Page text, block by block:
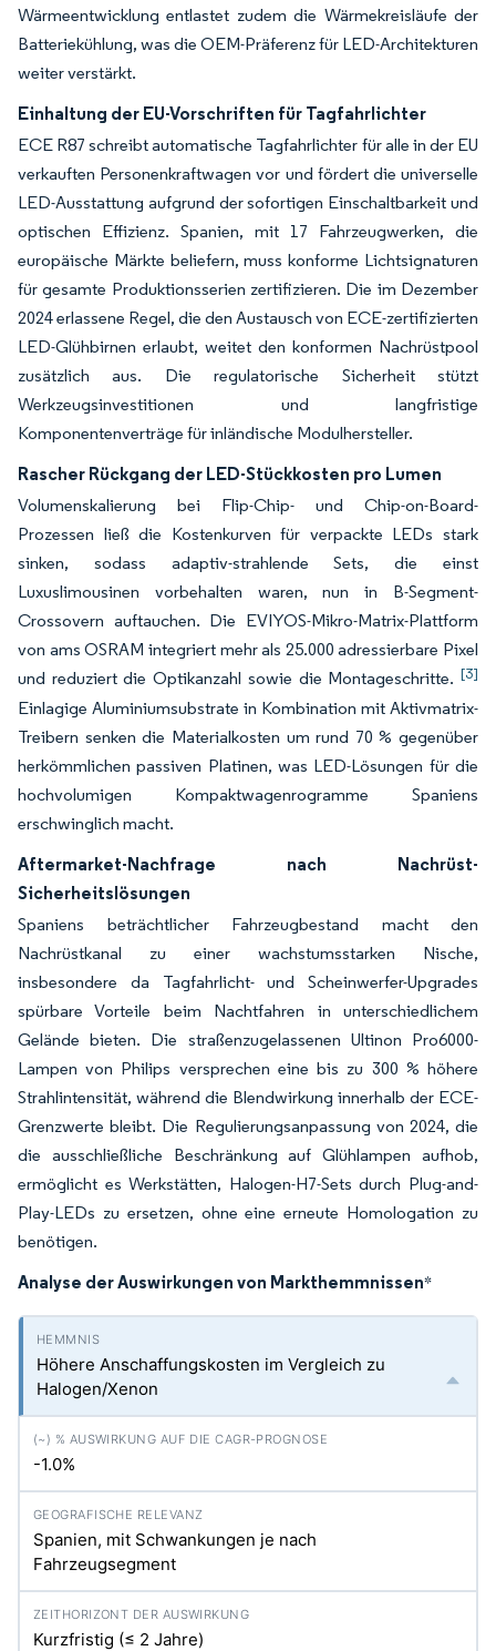
Wärmeentwicklung entlastet zudem die Wärmekreisläufe der
Batteriekühlung, was die OEM-Präferenz für LED-Architekturen
weiter verstärkt.
Einhaltung der EU-Vorschriften für Tagfahrlichter
ECE R87 schreibt automatische Tagfahrlichter für alle in der EU
verkauften Personenkraftwagen vor und fördert die universelle
LED-Ausstattung aufgrund der sofortigen Einschaltbarkeit und
optischen Effizienz. Spanien, mit 17 Fahrzeugwerken, die
europäische Märkte beliefern, muss konforme Lichtsignaturen
für gesamte Produktionsserien zertifizieren. Die im Dezember
2024 erlassene Regel, die den Austausch von ECE-zertifizierten
LED-Glühbirnen erlaubt, weitet den konformen Nachrüstpool
zusätzlich aus. Die regulatorische Sicherheit stützt
Werkzeugsinvestitionen und langfristige
Komponentenverträge für inländische Modulhersteller.
Rascher Rückgang der LED-Stückkosten pro Lumen
Volumenskalierung bei Flip-Chip- und Chip-on-Board-
Prozessen ließ die Kostenkurven für verpackte LEDs stark
sinken, sodass adaptiv-strahlende Sets, die einst
Luxuslimousinen vorbehalten waren, nun in B-Segment-
Crossovern auftauchen. Die EVIYOS-Mikro-Matrix-Plattform
von ams OSRAM integriert mehr als 25.000 adressierbare Pixel
und reduziert die Optikanzahl sowie die Montageschritte. [3]
Einlagige Aluminiumsubstrate in Kombination mit Aktivmatrix-
Treibern senken die Materialkosten um rund 70 % gegenüber
herkömmlichen passiven Platinen, was LED-Lösungen für die
hochvolumigen Kompaktwagenrogramme Spaniens
erschwinglich macht.
Aftermarket-Nachfrage nach Nachrüst-
Sicherheitslösungen
Spaniens beträchtlicher Fahrzeugbestand macht den
Nachrüstkanal zu einer wachstumsstarken Nische,
insbesondere da Tagfahrlicht- und Scheinwerfer-Upgrades
spürbare Vorteile beim Nachtfahren in unterschiedlichem
Gelände bieten. Die straßenzugelassenen Ultinon Pro6000-
Lampen von Philips versprechen eine bis zu 300 % höhere
Strahlintensität, während die Blendwirkung innerhalb der ECE-
Grenzwerte bleibt. Die Regulierungsanpassung von 2024, die
die ausschließliche Beschränkung auf Glühlampen aufhob,
ermöglicht es Werkstätten, Halogen-H7-Sets durch Plug-and-
Play-LEDs zu ersetzen, ohne eine erneute Homologation zu
benötigen.
Analyse der Auswirkungen von Markthemmnissen*
Höhere Anschaffungskosten im Vergleich zu
Halogen/Xenon
-1.0%
Spanien, mit Schwankungen je nach
Fahrzeugsegment
Kurzfristig (≤ 2 Jahre)